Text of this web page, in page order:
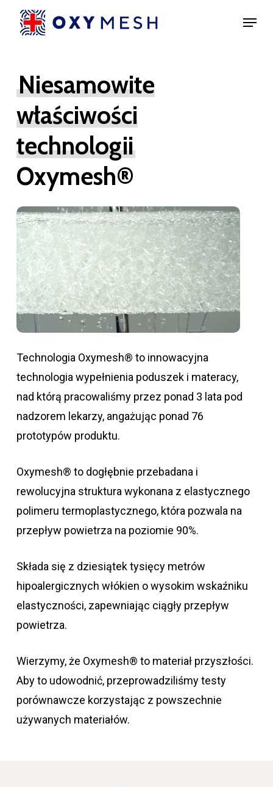
Menu
Niesamowite
właściwości
technologii
Oxymesh®
Technologia Oxymesh® to innowacyjna
technologia wypełnienia poduszek i materacy,
nad którą pracowaliśmy przez ponad 3 lata pod
nadzorem lekarzy, angażując ponad 76
prototypów produktu.
Oxymesh® to dogłębnie przebadana i
rewolucyjna struktura wykonana z elastycznego
polimeru termoplastycznego, która pozwala na
przepływ powietrza na poziomie 90%.
Składa się z dziesiątek tysięcy metrów
hipoalergicznych włókien o wysokim wskaźniku
elastyczności, zapewniając ciągły przepływ
powietrza.
Wierzymy, że Oxymesh® to materiał przyszłości.
Aby to udowodnić, przeprowadziliśmy testy
porównawcze korzystając z powszechnie
używanych materiałów.